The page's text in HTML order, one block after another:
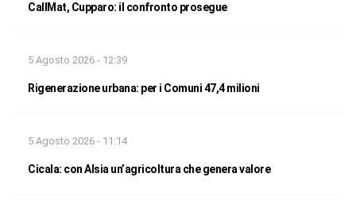
CallMat, Cupparo: il confronto prosegue
5 Agosto 2026 - 12:39
Rigenerazione urbana: per i Comuni 47,4 milioni
5 Agosto 2026 - 11:14
Cicala: con Alsia un’agricoltura che genera valore